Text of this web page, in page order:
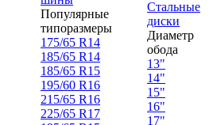
Популярные
типоразмеры
175/65 R14
185/65 R14
185/65 R15
195/60 R16
215/65 R16
225/65 R17
Стальные
диски
Диаметр
обода
13"
14"
15"
16"
17"